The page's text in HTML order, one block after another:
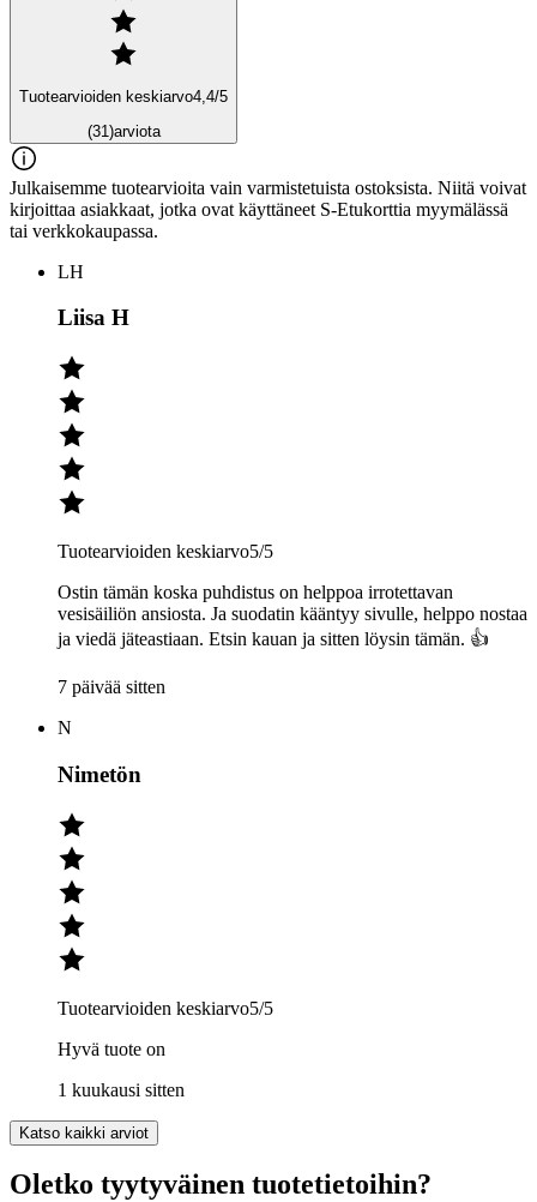
Tuotearvioiden keskiarvo4,4/5
(31)arviota
Julkaisemme tuotearvioita vain varmistetuista ostoksista. Niitä voivat
kirjoittaa asiakkaat, jotka ovat käyttäneet S-Etukorttia myymälässä
tai verkkokaupassa.
LH
Liisa H
Tuotearvioiden keskiarvo5/5
Ostin tämän koska puhdistus on helppoa irrotettavan
vesisäiliön ansiosta. Ja suodatin kääntyy sivulle, helppo nostaa
ja viedä jäteastiaan. Etsin kauan ja sitten löysin tämän. 👍
7 päivää sitten
N
Nimetön
Tuotearvioiden keskiarvo5/5
Hyvä tuote on
1 kuukausi sitten
Katso kaikki arviot
Oletko tyytyväinen tuotetietoihin?